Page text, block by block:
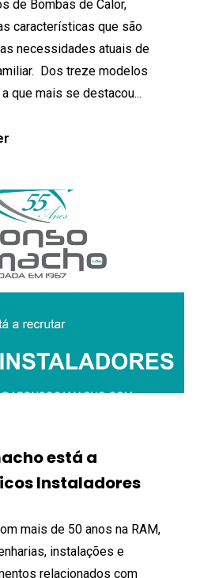
de Bombas de Calor,
características que são
necessidades atuais de
Dos treze modelos
que mais se destacou...
está a
Instaladores
mais de 50 anos na RAM,
instalações e
relacionados com